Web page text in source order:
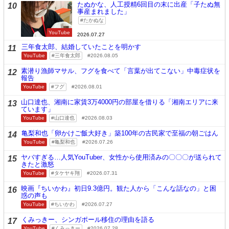
10
YouTube
たぬかな、人工授精6回目の末に出産「子たぬ無
事産まれました」
たかぬな
2026.07.27
11 三年食太郎、結婚していたことを明かす
YouTube 三年食太郎 2026.08.05
12 素潜り漁師マサル、フグを食べて「言葉が出てこない」中毒症状を
報告
YouTube フグ 2026.08.01
13 山口達也、湘南に家賃3万4000円の部屋を借りる「湘南エリアに来
ています」
YouTube 山口達也 2026.08.03
14 亀梨和也「卵かけご飯大好き」築100年の古民家で至福の朝ごはん
YouTube 亀梨和也 2026.07.26
15 ヤバすぎる…人気YouTuber、女性から使用済みの〇〇〇が送られて
きたと激怒
YouTube タケヤキ翔 2026.07.31
16 映画『ちいかわ』初日9.3億円。観た人から「こんな話なの」と困
惑の声も
YouTube ちいかわ 2026.07.27
17 くみっきー、シンガポール移住の理由を語る